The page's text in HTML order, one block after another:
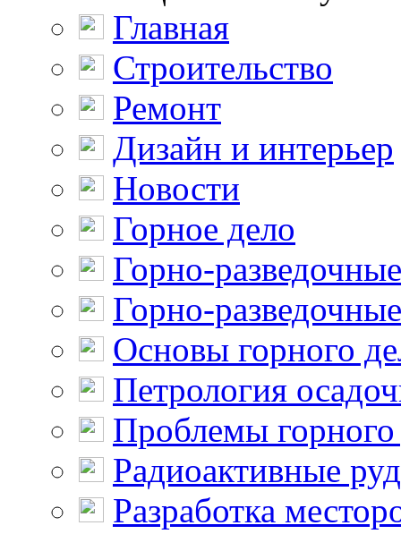
Главная
Строительство
Ремонт
Дизайн и интерьер
Новости
Горное дело
Горно-
Горно-
Основы горного
Петрология
Проблемы горного
Радиоактивные
Разработка